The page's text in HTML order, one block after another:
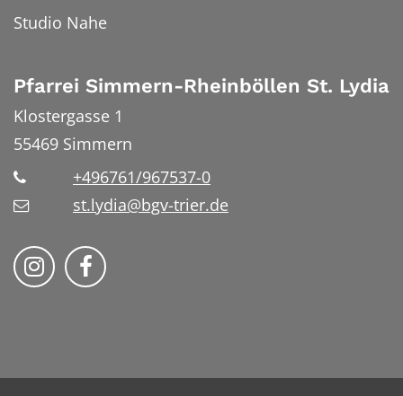
Studio Nahe
Pfarrei Simmern-Rheinböllen St. Lydia
Klostergasse 1
55469 Simmern
+496761/967537-0
st.lydia@bgv-trier.de
Wir auf Instragram
Wir auf Facebook